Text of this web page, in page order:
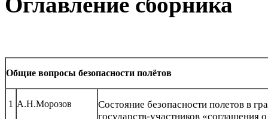
Общие вопросы безопасности полётов
1 А.Н.Морозов
Состояние безопасности полетов в
государств-участников «соглашения